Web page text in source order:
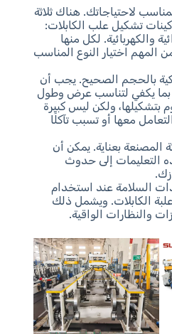
لاحتياجاتك. هناك ثلاثة
تشكيل علب الكابلات:
والكهربائية. لكل منها
المهم اختيار النوع المناسب
بالحجم الصحيح. يجب أن
بما يكفي لتناسب عرض وطول
بتشكيلها، ولكن ليس كبيرة
معها أو تسبب تآكلًا
المصنعة بعناية. يمكن أن
التعليمات إلى حدوث
السلامة عند استخدام
الكابلات. ويشمل ذلك
والنظارات الواقية.